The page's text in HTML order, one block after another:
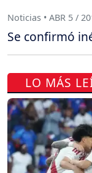
Noticias • ABR 5 /
Se confirmó
LO MÁS